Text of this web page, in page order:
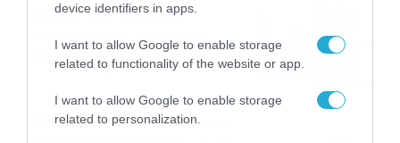
device identifiers in apps.
I want to allow Google to enable storage
related to functionality of the website or app.
I want to allow Google to enable storage
related to personalization.
Καιρός 6-8: Ανεβαίνει η
θερμοκρασία, 40άρια το
Σαββατοκύριακο… (vid)
ΠΑΟΚ-Άντερλεχτ με σούπερ